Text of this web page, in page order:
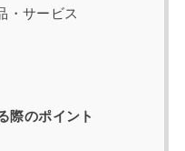
・サービス
際のポイント